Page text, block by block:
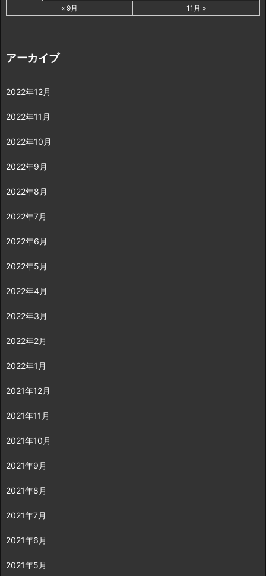
« 9月 11月 »
アーカイブ
2022年12月
2022年11月
2022年10月
2022年9月
2022年8月
2022年7月
2022年6月
2022年5月
2022年4月
2022年3月
2022年2月
2022年1月
2021年12月
2021年11月
2021年10月
2021年9月
2021年8月
2021年7月
2021年6月
2021年5月